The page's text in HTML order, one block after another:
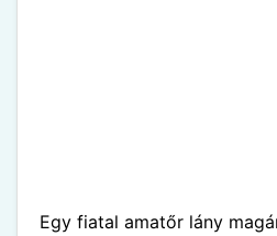
Egy fiatal amatőr lány